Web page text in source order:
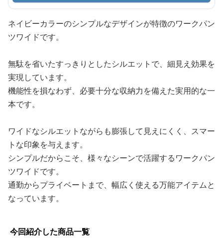
ネイビーカラーのシンプルなデザインが特徴のワークパン
ツワイドです。
無駄を省いたすっきりとしたシルエットで、細見え効果を
実現しています。
機能性を損なわず、必要十分な収納力を備えた実用的な一
本です。
ワイドなシルエットながらも膨張して見えにくく、スマー
トな印象を与えます。
シンプルだからこそ、様々なシーンで活躍するワークパン
ツワイドです。
通勤からプライベートまで、幅広く使える万能アイテムと
なっています。
今回紹介した商品一覧